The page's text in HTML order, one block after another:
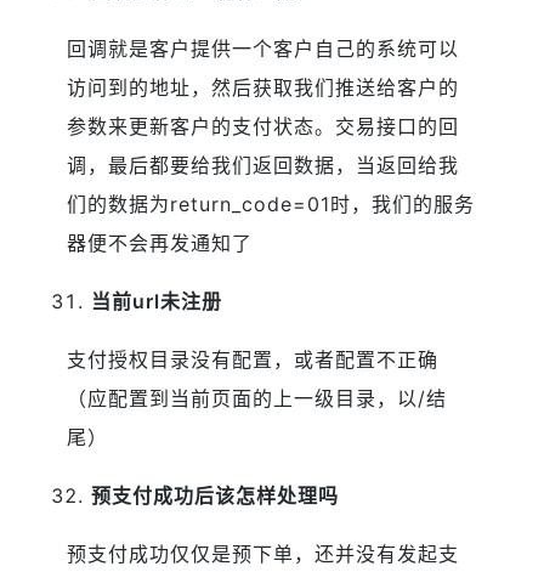
回调就是客户提供一个客户自己的系统可以
访问到的地址，然后获取我们推送给客户的
参数来更新客户的支付状态。交易接口的回
调，最后都要给我们返回数据，当返回给我
们的数据为return_code=01时，我们的服务
器便不会再发通知了
当前url未注册
支付授权目录没有配置，或者配置不正确
（应配置到当前页面的上一级目录，以/结
尾）
预支付成功后该怎样处理吗
预支付成功仅仅是预下单，还并没有发起支